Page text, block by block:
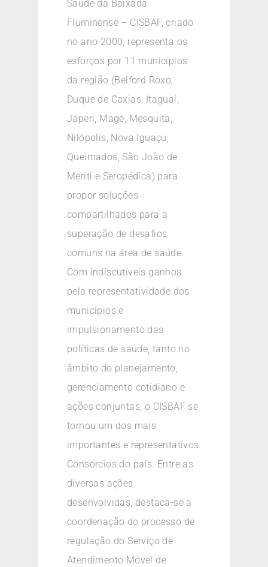
Saúde da Baixada
Fluminense – CISBAF, criado
no ano 2000, representa os
esforços por 11 municípios
da região (Belford Roxo,
Duque de Caxias, Itaguaí,
Japeri, Magé, Mesquita,
Nilópolis, Nova Iguaçu,
Queimados, São João de
Meriti e Seropédica) para
propor soluções
compartilhados para a
superação de desafios
comuns na área de saúde.
Com indiscutíveis ganhos
pela representatividade dos
municípios e
impulsionamento das
políticas de saúde, tanto no
âmbito do planejamento,
gerenciamento cotidiano e
ações conjuntas, o CISBAF se
tornou um dos mais
importantes e representativos
Consórcios do país. Entre as
diversas ações
desenvolvidas, destaca-se a
coordenação do processo de
regulação do Serviço de
Atendimento Móvel de